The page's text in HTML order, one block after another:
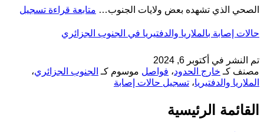
الصحي الذي تشهده بعض ولايات الجنوب… متابعة قراءة تسجيل
حالات إصابة بالملاريا والدفتيريا في الجنوب الجزائري
تم النشر في أكتوبر 6, 2024
مصنف كـ خارج الحدود، فواصل موسوم كـ الجنوب الجزائري،
الملاريا والدفتيريا، تسجيل حالات إصابة
القائمة الرئيسية